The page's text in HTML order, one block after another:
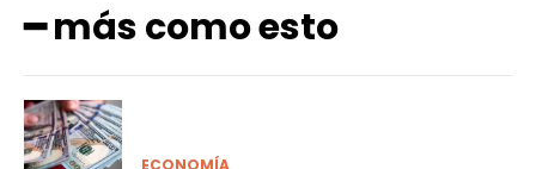
━ más como esto